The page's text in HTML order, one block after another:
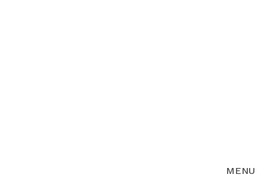
MENU